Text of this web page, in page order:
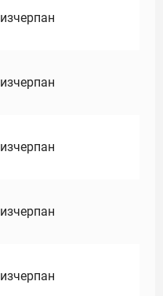
изчерпан
изчерпан
изчерпан
изчерпан
изчерпан